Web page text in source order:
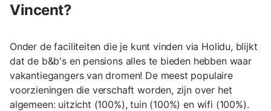
Vincent?
Onder de faciliteiten die je kunt vinden via Holidu, blijkt
dat de b&b's en pensions alles te bieden hebben waar
vakantiegangers van dromen! De meest populaire
voorzieningen die verschaft worden, zijn over het
algemeen: uitzicht (100%), tuin (100%) en wifi (100%).